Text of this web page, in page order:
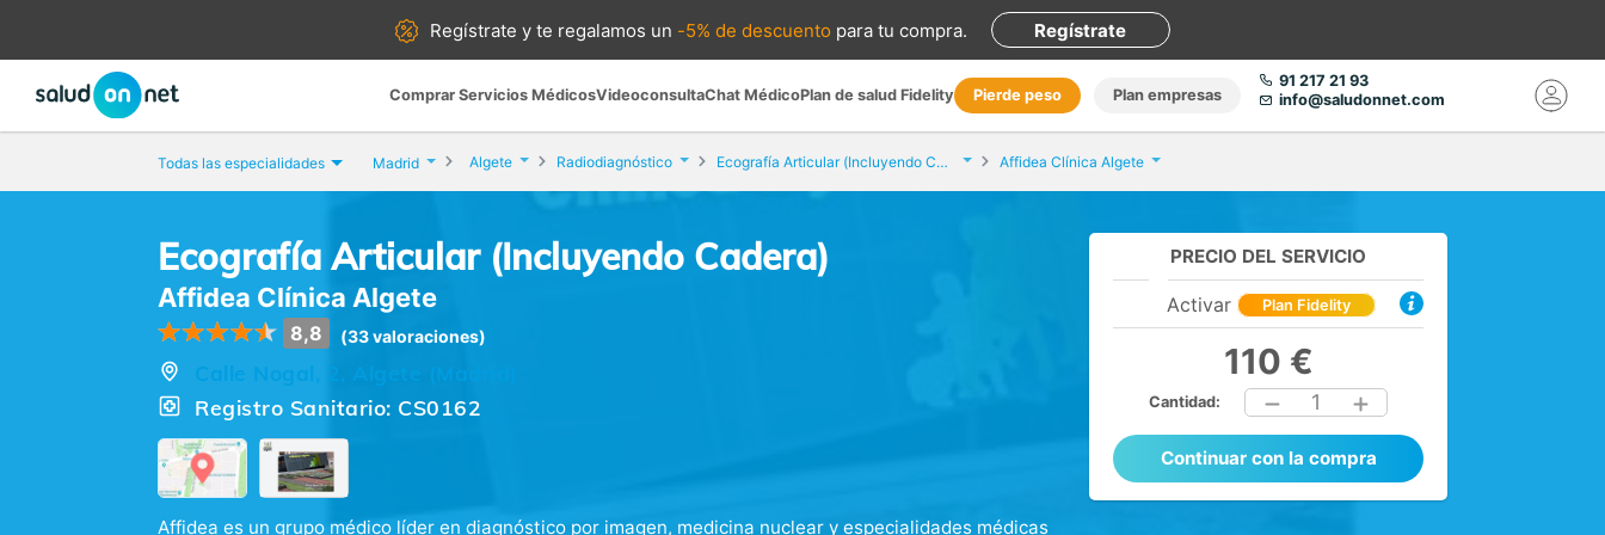
Regístrate yte regalamos un -5% de descuento para tu compra. Regístrate
Comprar Servicios MédicosVideoconsultaChat MédicoPlan de salud Fidelity Pierde peso Plan empresas
91 217 21 93
info@saludonnet.com
Todas las especialidades Madrid Algete Radiodiagnóstico Ecografía Articular (Incluyendo Cadera) Affidea Clínica Algete
Ecografía Articular (Incluyendo Cadera)
Affidea Clínica Algete
8,8 (33 valoraciones)
Calle Nogal, 2, Algete (Madrid)
Registro Sanitario: CS0162
Affidea es un grupo médico líder en diagnóstico por imagen, medicina nuclear y especialidades médicas
PRECIO DEL SERVICIO
Activar Plan Fidelity
110 €
Cantidad: 1
Continuar con la compra